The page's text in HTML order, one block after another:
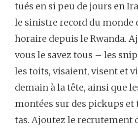
tués en si peu de jours en
le sinistre record du monde
horaire depuis le Rwanda.
vous le savez tous – les
les toits, visaient, visent et
demain à la tête, ainsi que
montées sur des pickups et
tas. Ajoutez le recrutement